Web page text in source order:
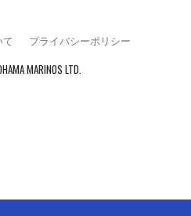
プライバシーポリシー
MARINOS LTD.